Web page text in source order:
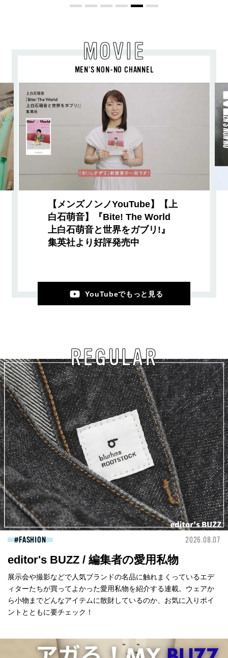
MOVIE
MEN’S NON-NO CHANNEL
【メンズノンノYouTube】【上
白石萌音】『Bite! The World
上白石萌音と世界をガブリ!』
集英社より好評発売中
YouTubeでもっと見る
REGULAR
FASHION 2026.08.07
editor's BUZZ / 編集者の愛用私物
展示会や撮影などで人気ブランドの名品に触れまくっているエデ
ィターたちが買ってよかった愛用私物を紹介する連載。ウェアか
ら小物までどんなアイテムに散財しているのか、お気に入りポイ
ントとともに要チェック！